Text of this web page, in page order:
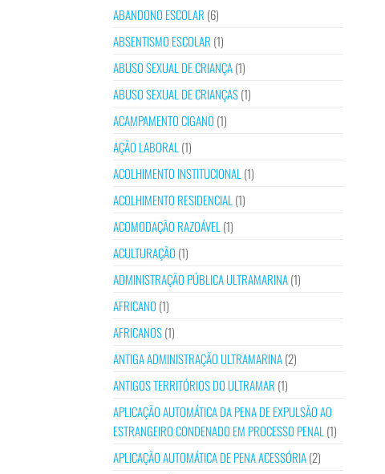
ABANDONO ESCOLAR (6)
ABSENTISMO ESCOLAR (1)
ABUSO SEXUAL DE CRIANÇA(1)
ABUSO SEXUAL DE CRIANÇAS(1)
ACAMPAMENTO CIGANO (1)
AÇÃO LABORAL (1)
ACOLHIMENTO INSTITUCIONAL (1)
ACOLHIMENTO RESIDENCIAL (1)
ACOMODAÇÃO RAZOÁVEL (1)
ACULTURAÇÃO (1)
ADMINISTRAÇÃO PÚBLICA ULTRAMARINA(1)
AFRICANO (1)
AFRICANOS(1)
ANTIGA ADMINISTRAÇÃO ULTRAMARINA(2)
ANTIGOS TERRITÓRIOS DO ULTRAMAR (1)
APLICAÇÃO AUTOMÁTICA DA PENA DE EXPULSÃO AO
ESTRANGEIRO CONDENADO EM PROCESSO PENAL (1)
APLICAÇÃO AUTOMÁTICA DE PENA ACESSÓRIA(2)